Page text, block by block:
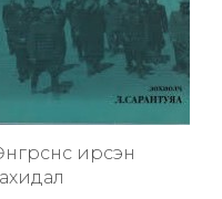
ирсэн